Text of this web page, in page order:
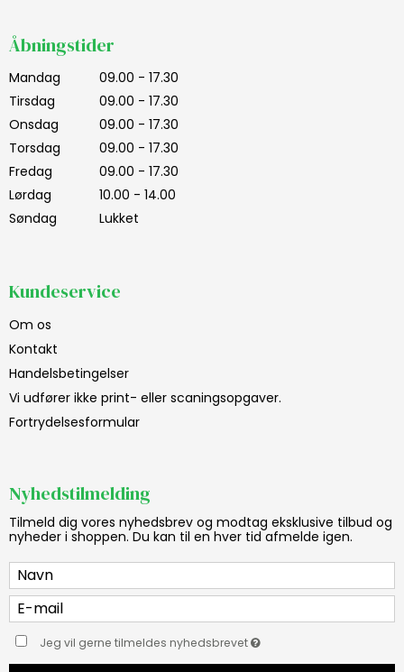
Åbningstider
Mandag
09.00 - 17.30
Tirsdag
09.00 - 17.30
Onsdag
09.00 - 17.30
Torsdag
09.00 - 17.30
Fredag
09.00 - 17.30
Lørdag
10.00 - 14.00
Søndag
Lukket
Kundeservice
Om os
Kontakt
Handelsbetingelser
Vi udfører ikke print- eller scaningsopgaver.
Fortrydelsesformular
Nyhedstilmelding
Tilmeld dig vores nyhedsbrev og modtag eksklusive tilbud og
nyheder i shoppen. Du kan til en hver tid afmelde igen.
Jeg vil gerne tilmeldes nyhedsbrevet